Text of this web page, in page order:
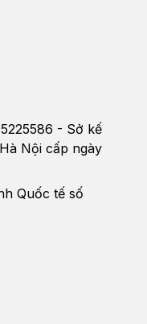
- Sở kế
Nội cấp ngày
Quốc tế số